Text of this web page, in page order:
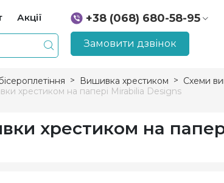
Акції
+38 (068) 680-58-95
+38 (066) 207-14-90
Замовити дзвінок
Вишивка хрестиком
Схеми
хрестиком на папері Mirabilia Designs
хрестиком на